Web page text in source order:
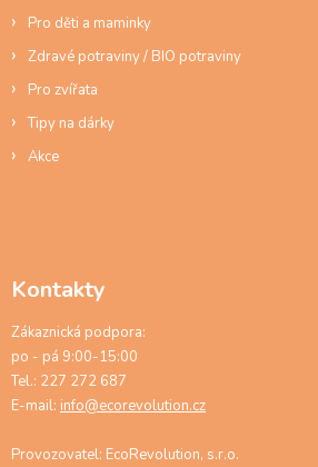
Pro děti a maminky
Zdravé potraviny / BIO potraviny
Pro zvířata
Tipy na dárky
Akce
Kontakty
Zákaznická podpora:
po - pá 9:00-15:00
Tel.: 227 272 687
E-mail: info@ecorevolution.cz
Provozovatel: EcoRevolution, s.r.o.